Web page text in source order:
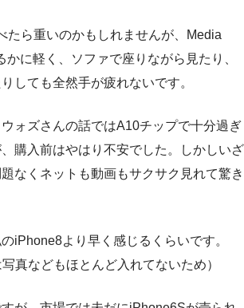
たら重いのかもしれませんが、Media
かに軽く、ソファで座りながら見たり、
しても全然手が疲れないです。
ォズさんの話ではA10チップで十分過ぎ
購入前はやはり不安でした。しかしいざ
なくネットも動画もサクサク見れて驚き
iPhone8より早く感じるくらいです。
真などもほとんど入れてないため）